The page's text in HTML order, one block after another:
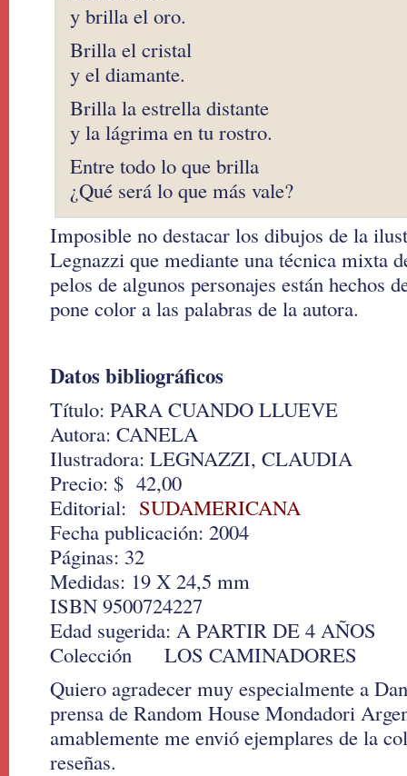
y brilla el oro.
Brilla el cristal
y el diamante.
Brilla la estrella distante
y la lágrima en tu rostro.
Entre todo lo que brilla
¿Qué será lo que más vale?
Imposible no destacar los dibujos de la
Legnazzi que mediante una técnica mixta
pelos de algunos personajes están hechos
pone color a las palabras de la autora.
Datos bibliográficos
Título: PARA CUANDO LLUEVE
Autora: CANELA
Ilustradora: LEGNAZZI, CLAUDIA
Precio: $ 42,00
Editorial: SUDAMERICANA
Fecha publicación: 2004
Páginas: 32
Medidas: 19 X 24,5 mm
ISBN 9500724227
Edad sugerida: A PARTIR DE 4 AÑOS
Colección LOS CAMINADORES
Quiero agradecer muy especialmente a
prensa de Random House Mondadori
amablemente me envió ejemplares de la
reseñas.